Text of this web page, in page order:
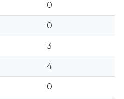
0
0
3
4
0